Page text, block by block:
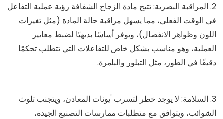
2. المراقبة البصرية: تتيح مادة الزجاج الشفافة رؤية عملية التفاعل
في الوقت الفعلي، مما يسهل مراقبة حالة المادة (مثل تغيرات
اللون وظواهر الانفصال)، ويوفر أساسًا بديهيًا لضبط معايير
العملية، وهو مناسب بشكل خاص للتفاعلات التي تتطلب تحكمًا
دقيقًا في الطور، مثل التبلور والبلمرة.
3. السلامة: لا يوجد خطر لتسرب أيونات المعادن، ويتجنب تلوث
الشوائب، ويتوافق مع متطلبات ممارسات التصنيع الجيدة،